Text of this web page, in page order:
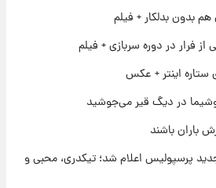
شرایط تازه فروش اقساطی سایپا اعلام شد؛
کوییک، اطلس، سهند و ساینا با اقساط
+ جدول
جدید برای بازار طلا؛ پیش‌بینی
سکه و طلا فردا
بدون بدلکار + فیلم
فرار در دوره سربازی + فیلم
ستاره اینتر + عکس
در دیگ قیر می‌جوشید
باران باشند
پرسپولیس اعلام شد؛ تیکدری، محبی و